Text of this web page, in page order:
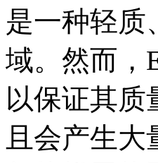
是一种轻质
域。然而，
以保证其质
且会产生大